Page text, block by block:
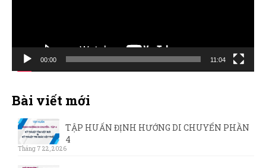
00:00 11:04
Bài viết mới
TẬP HUẤN ĐỊNH HƯỚNG DI CHUYỂN PHẦN
4
Tháng 7 22, 2026